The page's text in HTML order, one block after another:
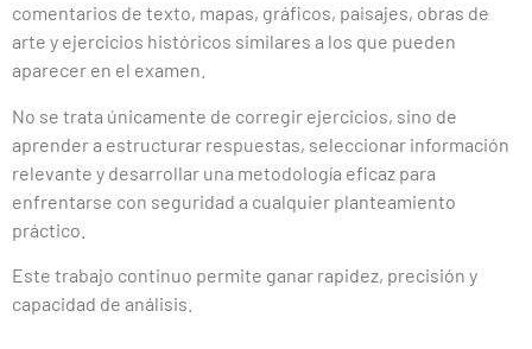
comentarios de texto, mapas, gráficos, paisajes, obras de
arte y ejercicios históricos similares a los que pueden
aparecer en el examen.
No se trata únicamente de corregir ejercicios, sino de
aprender a estructurar respuestas, seleccionar información
relevante y desarrollar una metodología eficaz para
enfrentarse con seguridad a cualquier planteamiento
práctico.
Este trabajo continuo permite ganar rapidez, precisión y
capacidad de análisis.